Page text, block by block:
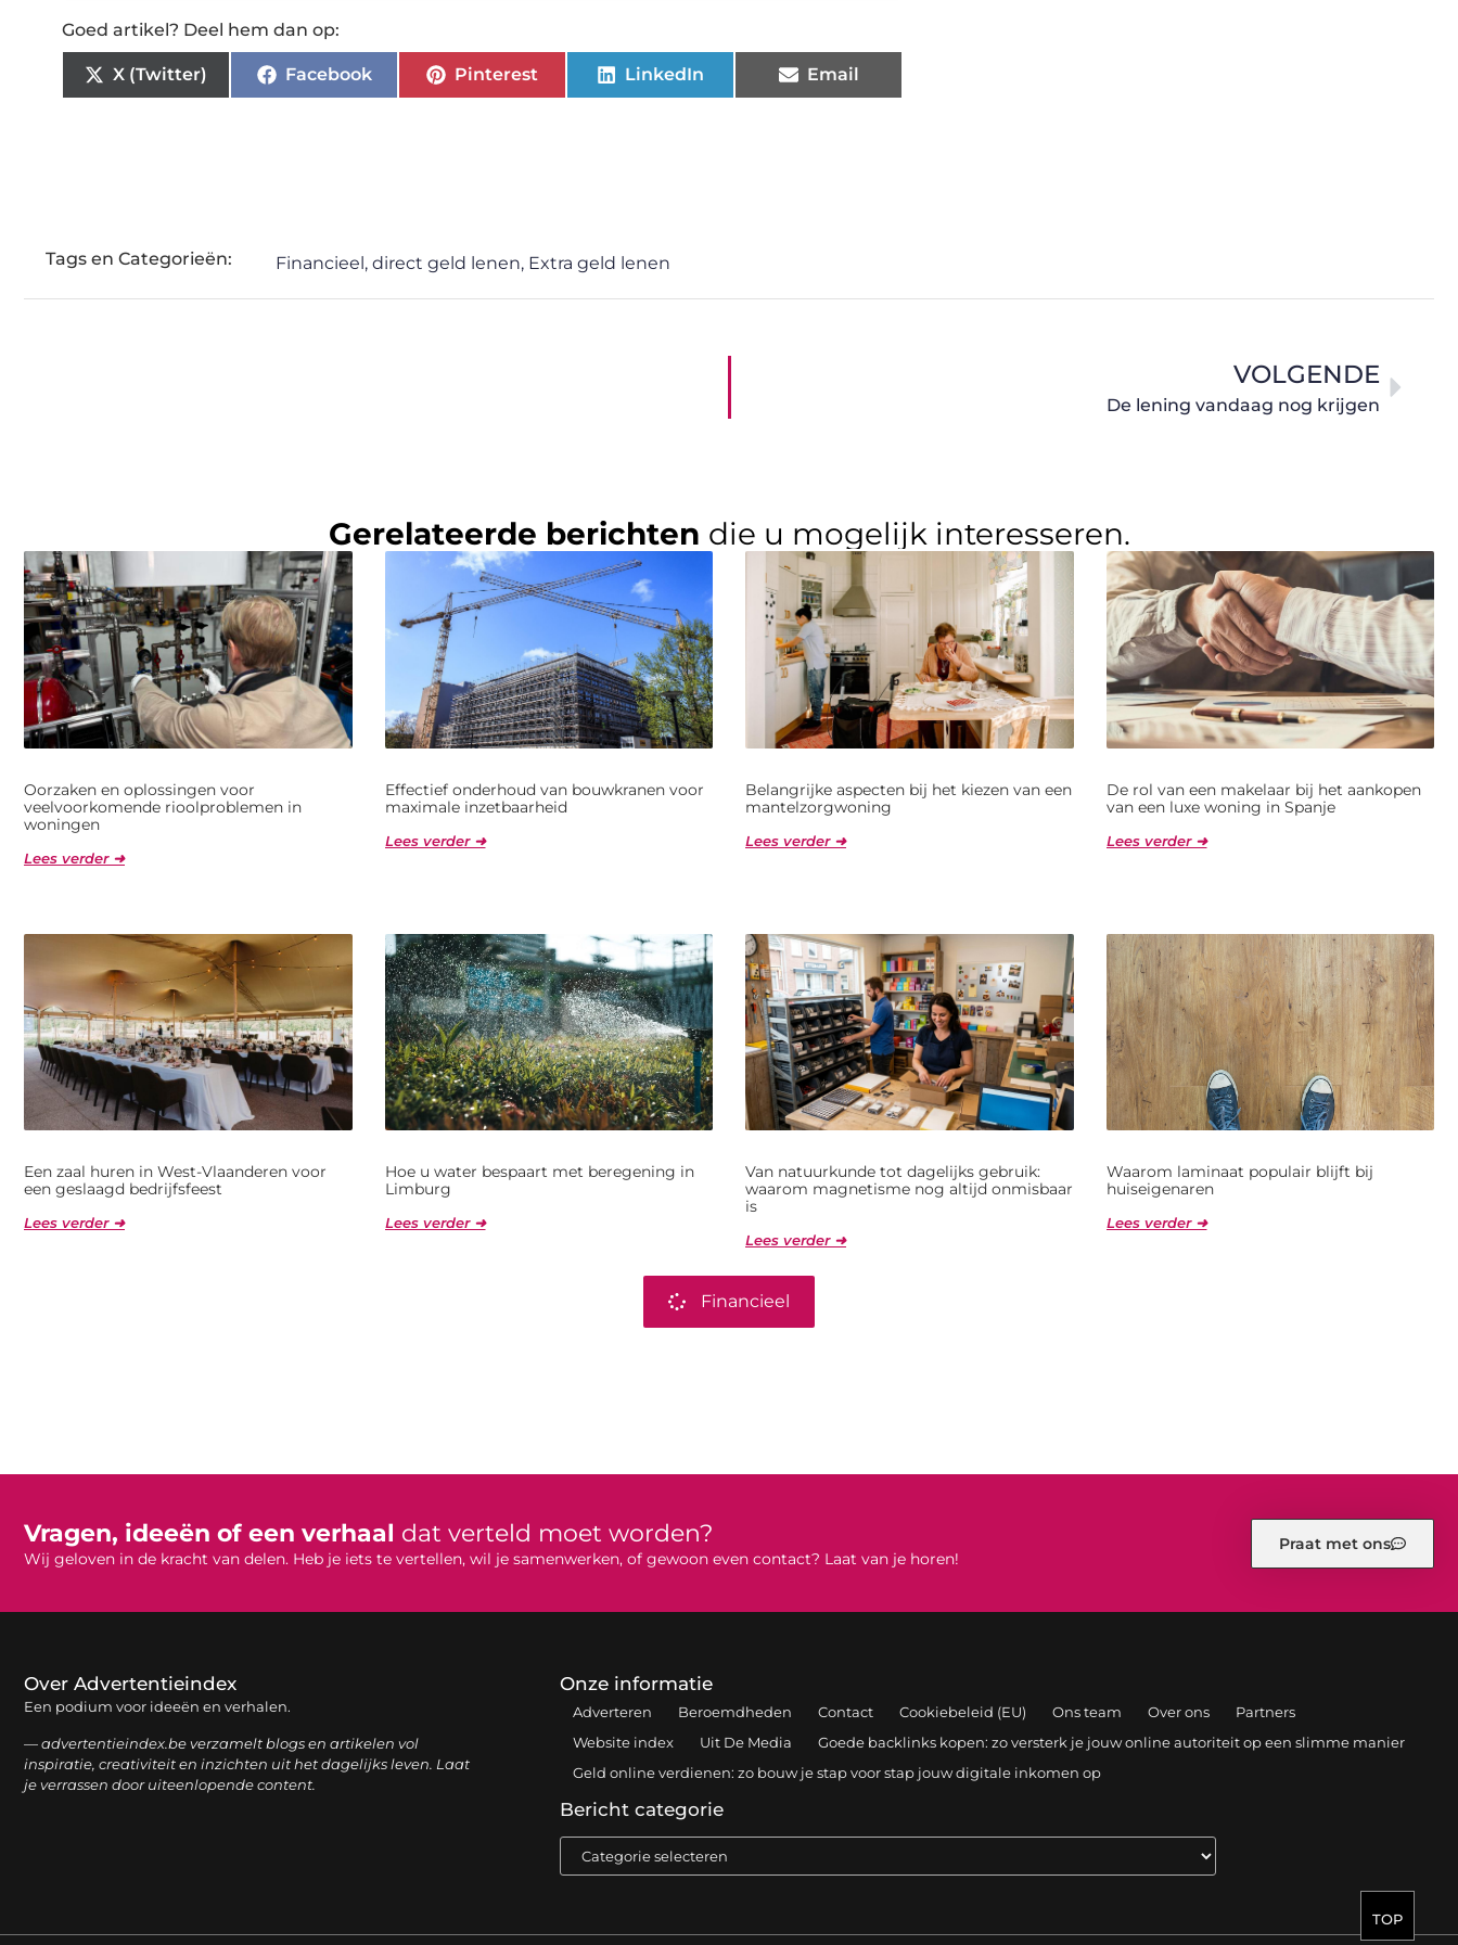
TOP
Goed artikel? Deel hem dan op:
X (Twitter) Facebook Pinterest LinkedIn Email
Tags en Categorieën: Financieel , direct geld lenen, Extra geld lenen
VOLGENDE
De lening vandaag nog krijgen
Gerelateerde berichten die u mogelijk interesseren.
Oorzaken en oplossingen voor
veelvoorkomende rioolproblemen in
woningen
Lees verder ➜
Effectief onderhoud van bouwkranen voor
maximale inzetbaarheid
Lees verder ➜
Belangrijke aspecten bij het kiezen van een
mantelzorgwoning
Lees verder ➜
De rol van een makelaar bij het aankopen
van een luxe woning in Spanje
Lees verder ➜
Een zaal huren in West-Vlaanderen voor
een geslaagd bedrijfsfeest
Lees verder ➜
Hoe u water bespaart met beregening in
Limburg
Lees verder ➜
Van natuurkunde tot dagelijks gebruik:
waarom magnetisme nog altijd onmisbaar
is
Lees verder ➜
Waarom laminaat populair blijft bij
huiseigenaren
Lees verder ➜
Financieel
Vragen, ideeën of een verhaal dat verteld moet worden?
Wij geloven in de kracht van delen. Heb je iets te vertellen, wil je samenwerken, of gewoon even contact? Laat van je horen!
Praat met ons
Over Advertentieindex
Een podium voor ideeën en verhalen.
— advertentieindex.be verzamelt blogs en artikelen vol
inspiratie, creativiteit en inzichten uit het dagelijks leven. Laat
je verrassen door uiteenlopende content.
Onze informatie
Adverteren Beroemdheden Contact Cookiebeleid (EU) Ons team Over ons
Partners
Website index
Uit De Media
Goede backlinks kopen: zo versterk je jouw online autoriteit op een slimme manier
Geld online verdienen: zo bouw je stap voor stap jouw digitale inkomen op
Bericht categorie